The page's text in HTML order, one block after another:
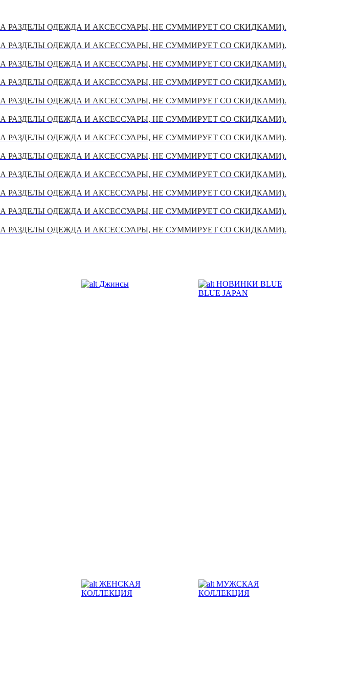
РАЗДЕЛЫ ОДЕЖДА И АКСЕССУАРЫ, НЕ СУММИРУЕТ СО СКИДКАМИ).
РАЗДЕЛЫ ОДЕЖДА И АКСЕССУАРЫ, НЕ СУММИРУЕТ СО СКИДКАМИ).
РАЗДЕЛЫ ОДЕЖДА И АКСЕССУАРЫ, НЕ СУММИРУЕТ СО СКИДКАМИ).
РАЗДЕЛЫ ОДЕЖДА И АКСЕССУАРЫ, НЕ СУММИРУЕТ СО СКИДКАМИ).
РАЗДЕЛЫ ОДЕЖДА И АКСЕССУАРЫ, НЕ СУММИРУЕТ СО СКИДКАМИ).
РАЗДЕЛЫ ОДЕЖДА И АКСЕССУАРЫ, НЕ СУММИРУЕТ СО СКИДКАМИ).
РАЗДЕЛЫ ОДЕЖДА И АКСЕССУАРЫ, НЕ СУММИРУЕТ СО СКИДКАМИ).
РАЗДЕЛЫ ОДЕЖДА И АКСЕССУАРЫ, НЕ СУММИРУЕТ СО СКИДКАМИ).
РАЗДЕЛЫ ОДЕЖДА И АКСЕССУАРЫ, НЕ СУММИРУЕТ СО СКИДКАМИ).
РАЗДЕЛЫ ОДЕЖДА И АКСЕССУАРЫ, НЕ СУММИРУЕТ СО СКИДКАМИ).
РАЗДЕЛЫ ОДЕЖДА И АКСЕССУАРЫ, НЕ СУММИРУЕТ СО СКИДКАМИ).
РАЗДЕЛЫ ОДЕЖДА И АКСЕССУАРЫ, НЕ СУММИРУЕТ СО СКИДКАМИ).
Джинсы
НОВИНКИ BLUE
BLUE JAPAN
ЖЕНСКАЯ
КОЛЛЕКЦИЯ
МУЖСКАЯ
КОЛЛЕКЦИЯ